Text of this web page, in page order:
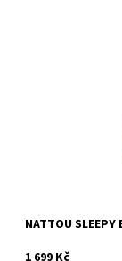
NATTOU SLEEPY